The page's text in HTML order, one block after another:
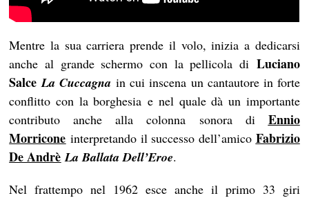
Mentre la sua carriera prende il volo, inizia a dedicarsi
anche al grande schermo con la pellicola di Luciano
SalceLa Cuccagna in cui inscena un cantautore in forte
conflitto con la borghesia e nel quale dà un importante
contributo anche alla colonna sonora di Ennio
Morricone interpretando il successo dell’amico Fabrizio
De Andrè La Ballata Dell’Eroe.
Nel frattempo nel 1962 esce anche il primo 33 giri